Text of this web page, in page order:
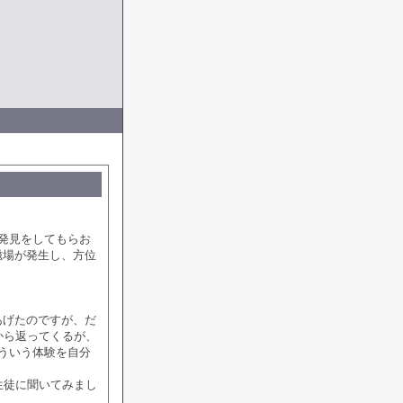
見をしてもらお
が発生し、方位
たのですが、だ
返ってくるが、
いう体験を自分
に聞いてみまし